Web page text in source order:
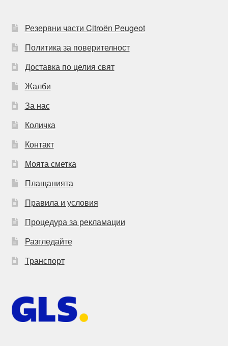
Резервни части Citroën Peugeot
Политика за поверителност
Доставка по целия свят
Жалби
За нас
Количка
Контакт
Моята сметка
Плащанията
Правила и условия
Процедура за рекламации
Разгледайте
Транспорт